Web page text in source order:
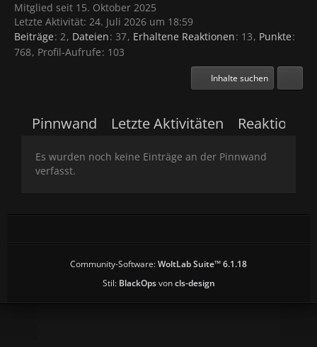
Mitglied seit 15. Oktober 2025
Letzte Aktivität: 24. Juli 2026 um 18:59
Beiträge 2 Dateien 37 Erhaltene Reaktionen 13 Punkte
768 Profil-Aufrufe 103
Inhalte suchen
Pinnwand Letzte Aktivitäten Reaktionen
Es wurden noch keine Einträge an der Pinnwand
verfasst.
Community-Software:WoltLab Suite™ 6.1.18
Stil: BlackOpsvoncls-design